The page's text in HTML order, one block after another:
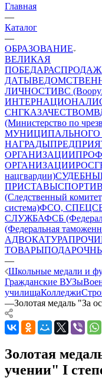
Главная
—
Каталог
—
ОБРАЗОВАНИЕ
ВЕЛИКАЯ
ПОБЕДА
ДАТЫ
ЛИЧНОСТИВС
СНГКАЗАЧЕСТВО
(Министерство по
МУНИЦИПАЛЬНОГО
НАГРАДЫ
ОРГАНИЗАЦИИ
ОРГАНИЗАЦИИ
нацгвардии)
ПРИСТАВЫ
(Следственный
система)ФСО,
СЛУЖБАФСБ
(Федеральная
АДВОКАТУРА
ТОВАРЫ
—
Школьные медали и
Гражданские ВУЗы
училищаКолледжи
—Золотая медаль "За
Золотая
учении" I